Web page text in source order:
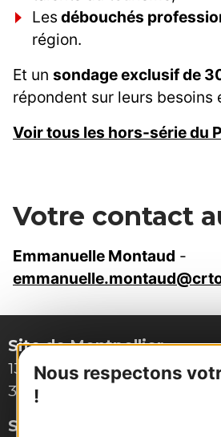
Nous respectons
!
Les débouchés
région.
Et un sondage exclusif de
répondent sur leurs besoins
Voir tous les hors-série du
Votre contact
Emmanuelle Montaud -
Site de Montpellier
132, boulevard Pénélope
34000 Montpellier
Site de Toulouse